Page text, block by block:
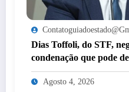
Dias Toffoli, do STF,
condenação que pode
inelegível agora é
Agosto 4, 2026